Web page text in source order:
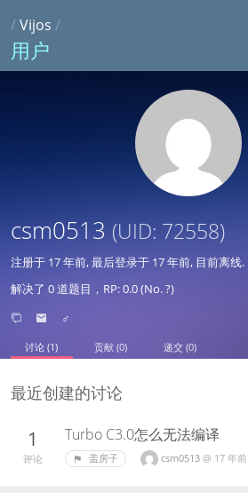
/Vijos /
用户
csm0513 (UID: 72558)
注册于 17 年前, 最后登录于 17 年前, 目前离线.
解决了 0 道题目，RP: 0.0 (No. ?)
♂
讨论 (1) 贡献 (0) 递交 (0)
最近创建的讨论
1
评论
Turbo C3.0怎么无法编译
盖房子 csm0513 @ 17 年前